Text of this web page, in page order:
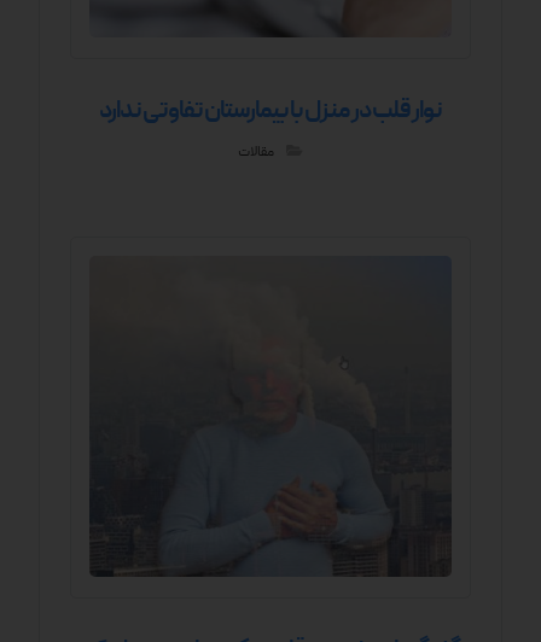
نوار قلب در منزل با بیمارستان تفاوتی ندارد
مقالات